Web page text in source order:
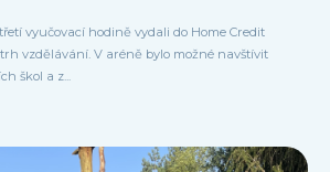
třetí vyučovací hodině vydali do Home Credit
vzdělávání. V aréně bylo možné navštívit
škol a z...